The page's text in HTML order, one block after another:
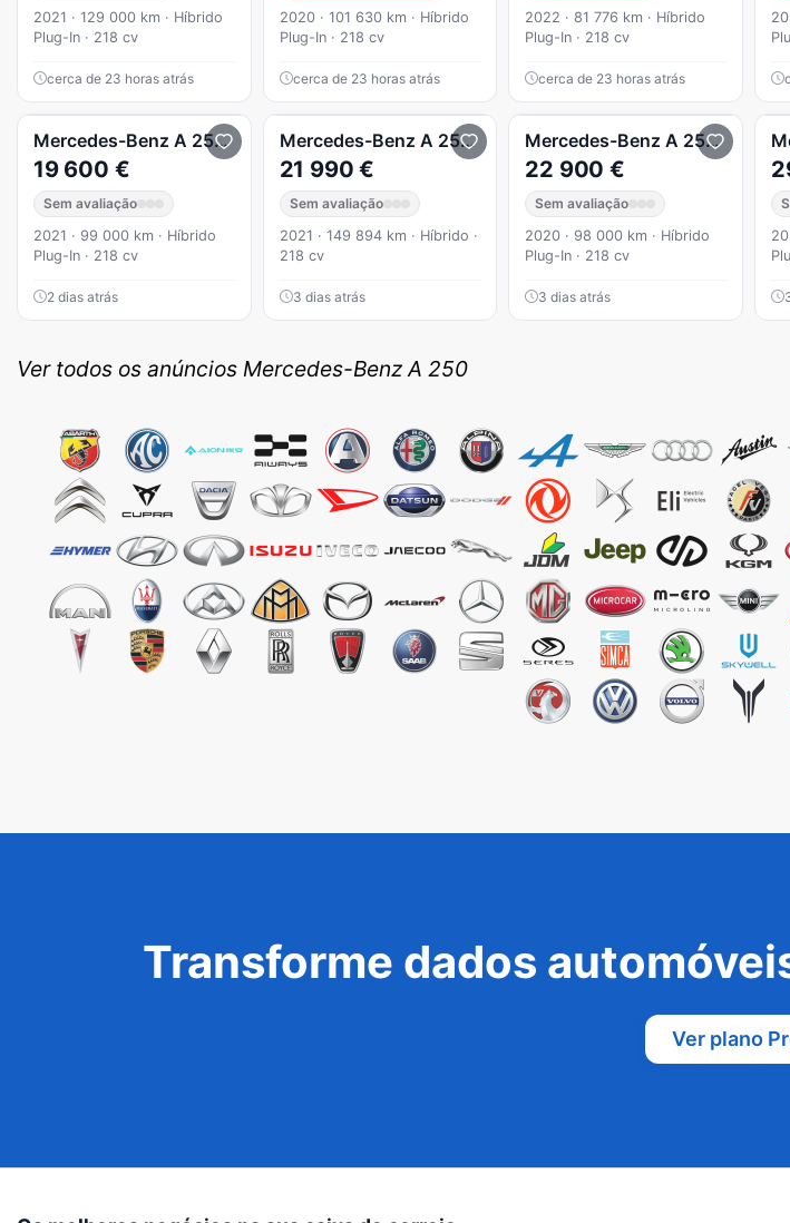
2021 · 129 000 km · Híbrido
Plug-In · 218 cv
cerca de 23 horas atrás
2020 · 101 630 km · Híbrido
Plug-In · 218 cv
cerca de 23 horas atrás
2022 · 81 776 km · Híbrido
Plug-In · 218 cv
cerca de 23 horas atrás
Mercedes-Benz A 250 e 8G-DCT Style
19 600 €
Sem avaliação
2021 · 99 000 km · Híbrido
Plug-In · 218 cv
2 dias atrás
Mercedes-Benz A 250 8G-DCT Style
21 990 €
Sem avaliação
2021 · 149 894 km · Híbrido ·
218 cv
3 dias atrás
Mercedes-Benz A 250 e 8G-
22 900 €
Sem avaliação
2020 · 98 000 km · Híbrido
Plug-In · 218 cv
3 dias atrás
Ver todos os anúncios Mercedes-Benz A 250
Transforme dados
Ver plano